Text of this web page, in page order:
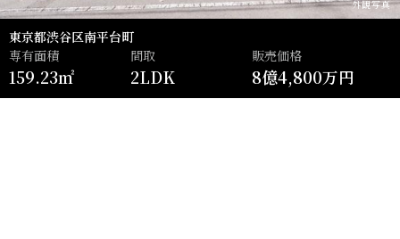
外観写真
東京都渋谷区南平台町
専有面積
159.23㎡
間取
2LDK
販売価格
8億4,800万円